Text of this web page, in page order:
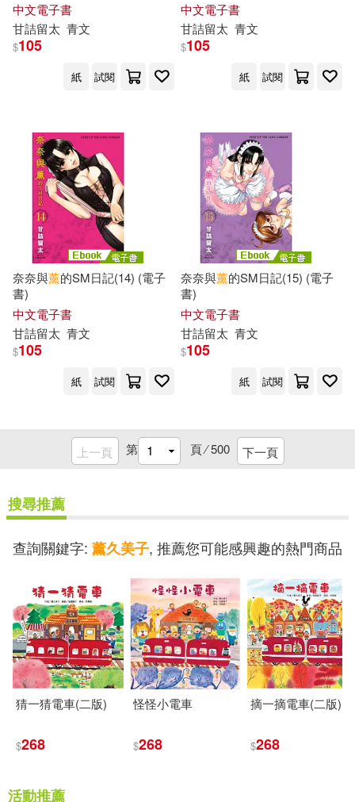
倉本すみれ(114)
呂思勉(114)
MAPPLE昭文社編輯部(112)
林靜(112)
週刊SPA！デジタル編集部(112)
ﾄﾞｷﾄﾞｷ生撮り(112)
PRESTIGEPHOTOGENICS(110)
渡邊淳一(110)
瑞城夷真(110)
倉多まお(109)
枢木あおい(109)
BAGUS(108) 東野圭吾(108)
妄想女子校生(107)
GOT(381)
西安電子科技大學出版社(379)
菁品文化(378)
馬可孛羅(377)
中央編譯出版社(376)
人民美術出版社(373)
上海交通大學出版社(368)
中國電力出版社(367)
北京工業大學出版社(367)
中文電子書
甘詰留太 青文
$105
紙 試閱
中文電子書
甘詰留太 青文
$105
紙 試閱
奈奈與薰的SM日記(14) (電子
書)
中文電子書
甘詰留太 青文
$105
紙 試閱
奈奈與薰的SM日記(15) (電子
書)
中文電子書
甘詰留太 青文
$105
紙 試閱
上一頁 第 頁 ⁄500 下一頁
搜尋推薦
查詢關鍵字: 薰久美子, 推薦您可能感興趣的熱門商品
猜一猜電車(二版)
$268
怪怪小電車
$268
摘一摘電車(二版)
$268
活動推薦